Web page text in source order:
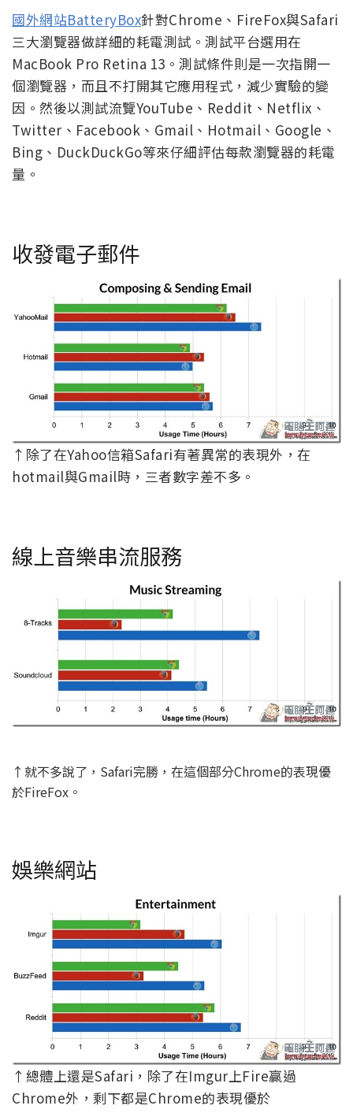
國外網站BatteryBox針對Chrome、FireFox與Safari
三大瀏覽器做詳細的耗電測試。測試平台選用在
MacBook Pro Retina 13。測試條件則是一次指開一
個瀏覽器，而且不打開其它應用程式，減少實驗的變
因。然後以測試流覽YouTube、Reddit、Netflix、
Twitter、Facebook、Gmail、Hotmail、Google、
Bing、DuckDuckGo等來仔細評估每款瀏覽器的耗電
量。
收發電子郵件
↑除了在Yahoo信箱Safari有著異常的表現外，在
hotmail與Gmail時，三者數字差不多。
線上音樂串流服務
↑就不多說了，Safari完勝，在這個部分Chrome的表現優
於FireFox。
娛樂網站
↑總體上還是Safari，除了在Imgur上Fire贏過
Chrome外，剩下都是Chrome的表現優於